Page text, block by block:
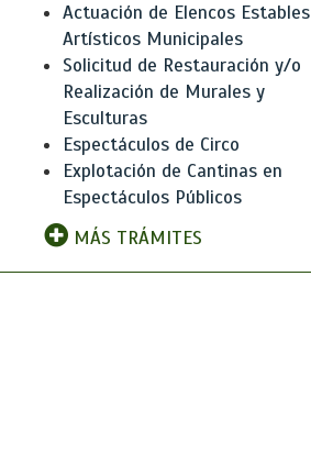
Actuación de Elencos Estables
Artísticos Municipales
Solicitud de Restauración y/o
Realización de Murales y
Esculturas
Espectáculos de Circo
Explotación de Cantinas en
Espectáculos Públicos
MÁS TRÁMITES